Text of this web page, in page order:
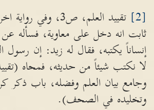
[2]
تقييد العلم، ص3،
ثابت انه دخل على معاوية، فسأله
إنساناً يكتبه، فقال له زيد: إن رسول
وجامع بيان العلم وفضله، باب ذكر
وتخليده في الصحف).